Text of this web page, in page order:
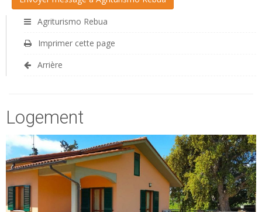
Agriturismo Rebua
Imprimer cette page
Arrière
Logement